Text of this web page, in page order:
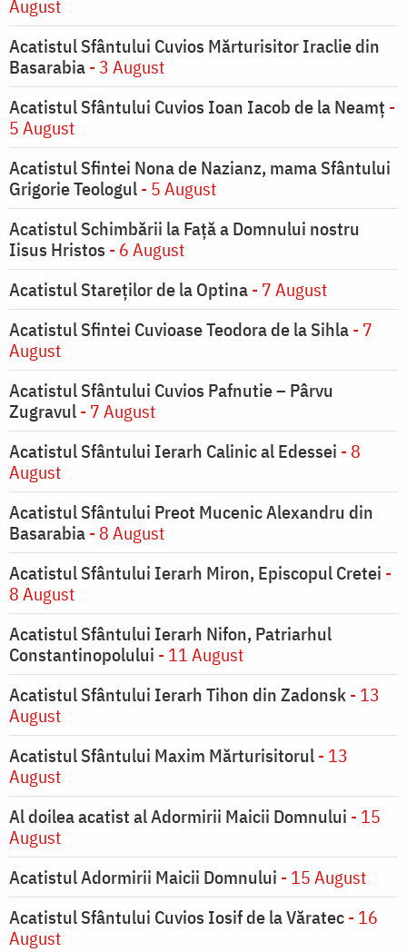
August
Acatistul Sfântului Cuvios Mărturisitor Iraclie din
Basarabia- 3 August
Acatistul Sfântului Cuvios Ioan Iacob de la Neamț -
5 August
Acatistul Sfintei Nona de Nazianz, mama Sfântului
Grigorie Teologul- 5 August
Acatistul Schimbării la Faţă a Domnului nostru
Iisus Hristos - 6 August
Acatistul Stareţilor de la Optina- 7 August
Acatistul Sfintei Cuvioase Teodora de la Sihla- 7
August
Acatistul Sfântului Cuvios Pafnutie – Pârvu
Zugravul- 7 August
Acatistul Sfântului Ierarh Calinic al Edessei - 8
August
Acatistul Sfântului Preot Mucenic Alexandru din
Basarabia- 8 August
Acatistul Sfântului Ierarh Miron, Episcopul Cretei -
8 August
Acatistul Sfântului Ierarh Nifon, Patriarhul
Constantinopolului - 11 August
Acatistul Sfântului Ierarh Tihon din Zadonsk- 13
August
Acatistul Sfântului Maxim Mărturisitorul- 13
August
Al doilea acatist al Adormirii Maicii Domnului - 15
August
Acatistul Adormirii Maicii Domnului - 15 August
Acatistul Sfântului Cuvios Iosif de la Văratec- 16
August